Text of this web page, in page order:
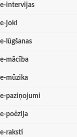
e-intervijas
e-joki
e-lūgšanas
e-mācība
e-mūzika
e-paziņojumi
e-poēzija
e-raksti